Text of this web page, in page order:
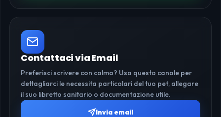
Contattaci via Email
Preferisci scrivere con calma? Usa questo canale per
dettagliarci le necessita particolari del tuo pet, allegare
il suo libretto sanitario o documentazione utile.
Invia email